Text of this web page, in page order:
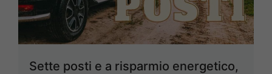
Sette posti e a risparmio energetico,